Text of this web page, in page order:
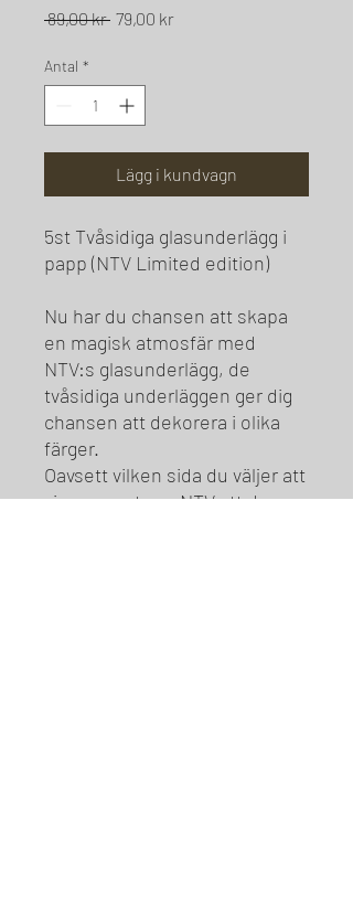
89,00 kr Ordinarie
79,00 krReapris
Antal *
Lägg i kundvagn
5st Tvåsidiga glasunderlägg i
papp (NTV Limited edition)
Nu har du chansen att skapa
en magisk atmosfär med
NTV:s glasunderlägg, de
tvåsidiga underläggen ger dig
chansen att dekorera i olika
färger.
Oavsett vilken sida du väljer att
visa, garanterar NTV att du